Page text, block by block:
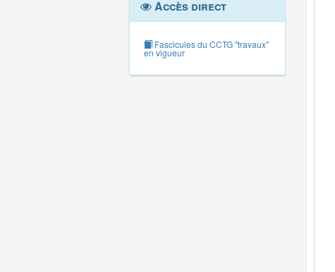
Accès direct
Fascicules du CCTG "travaux"
en vigueur